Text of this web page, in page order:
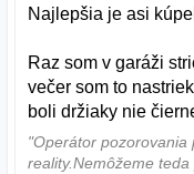
Najlepšia je asi
Raz som v garáži
večer som to
boli držiaky nie
"Operátor
reality.Nemôžeme